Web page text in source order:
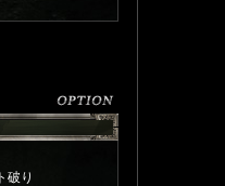
破り